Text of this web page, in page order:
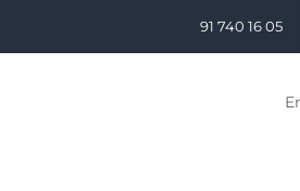
91 740 16 05